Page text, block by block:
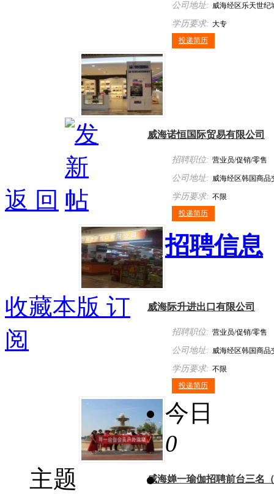
公司地址: 威海经区乐天世纪
学历要求: 大专
投递简历
威海诺恒国际贸易有限公司
招聘职位: 营业员/促销/零售
公司地址: 威海经区韩国商品
学历要求: 不限
投递简历
威海际升进出口有限公司
招聘职位: 营业员/促销/零售
公司地址: 威海经区韩国商品
学历要求: 不限
投递简历
威海婵一瑜伽招聘前台三名
返 回
招聘信息
收藏本版 订
阅
今日
0
主题